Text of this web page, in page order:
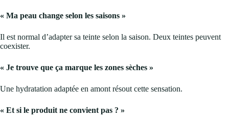
« Ma peau change selon les saisons »
Il est normal d’adapter sa teinte selon la saison. Deux teintes peuvent
coexister.
« Je trouve que ça marque les zones sèches »
Une hydratation adaptée en amont résout cette sensation.
« Et si le produit ne convient pas ? »